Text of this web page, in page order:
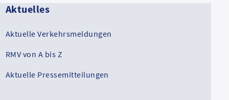
Aktuelles
Aktuelle Verkehrsmeldungen
RMV von A bis Z
Aktuelle Pressemitteilungen